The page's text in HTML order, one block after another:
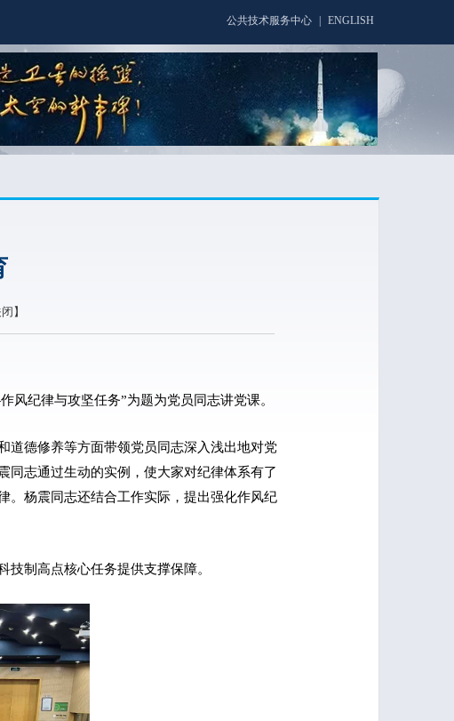
公共技术服务中心 ENGLISH
】
纪律与攻坚任务”为题为党员同志讲党课。
道德修养等方面带领党员同志深入浅出地对党
同志通过生动的实例，使大家对纪律体系有了
。杨震同志还结合工作实际，提出强化作风纪
制高点核心任务提供支撑保障。